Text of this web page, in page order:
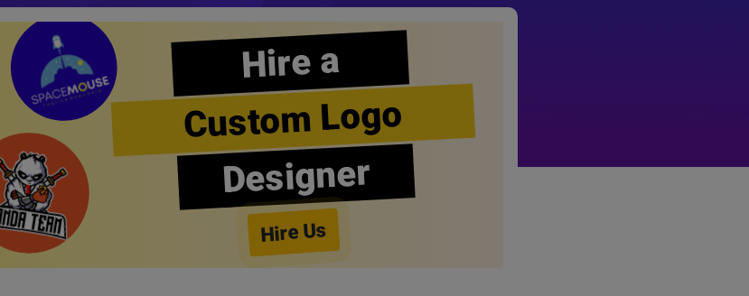
Hire a
Custom Logo
Designer
Hire Us